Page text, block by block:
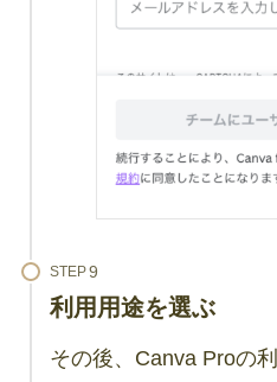
STEP
利用用途を選ぶ
その後、Canva Proの